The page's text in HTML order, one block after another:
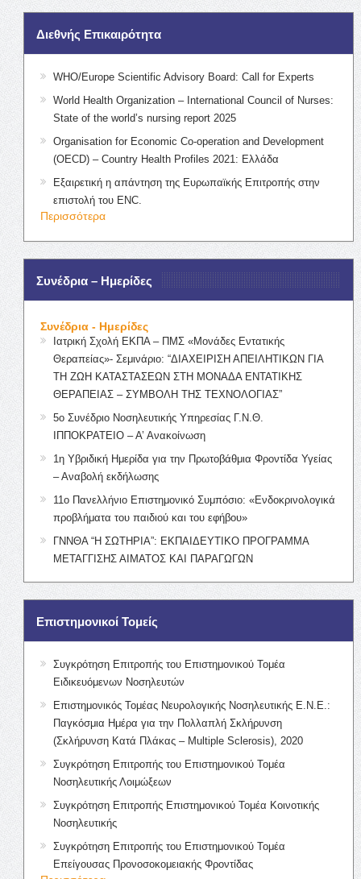
Διεθνής Επικαιρότητα
WHO/Europe Scientific Advisory Board: Call for Experts
World Health Organization – International Council of Nurses:
State of the world’s nursing report 2025
Organisation for Economic Co-operation and Development
(OECD) – Country Health Profiles 2021: Ελλάδα
Εξαιρετική η απάντηση της Ευρωπαϊκής Επιτροπής στην
επιστολή του ENC.
Περισσότερα
Συνέδρια – Ημερίδες
Συνέδρια - Ημερίδες
Ιατρική Σχολή ΕΚΠΑ – ΠΜΣ «Μονάδες Εντατικής
Θεραπείας»- Σεμινάριο: “ΔΙΑΧΕΙΡΙΣΗ ΑΠΕΙΛΗΤΙΚΩΝ ΓΙΑ
ΤΗ ΖΩΗ ΚΑΤΑΣΤΑΣΕΩΝ ΣΤΗ ΜΟΝΑΔΑ ΕΝΤΑΤΙΚΗΣ
ΘΕΡΑΠΕΙΑΣ – ΣΥΜΒΟΛΗ ΤΗΣ ΤΕΧΝΟΛΟΓΙΑΣ”
5ο Συνέδριο Νοσηλευτικής Υπηρεσίας Γ.Ν.Θ.
ΙΠΠΟΚΡΑΤΕΙΟ – Α’ Ανακοίνωση
1η Υβριδική Ημερίδα για την Πρωτοβάθμια Φροντίδα Υγείας
– Αναβολή εκδήλωσης
11ο Πανελλήνιο Επιστημονικό Συμπόσιο: «Ενδοκρινολογικά
προβλήματα του παιδιού και του εφήβου»
ΓΝΝΘΑ “Η ΣΩΤΗΡΙΑ”: ΕΚΠΑΙΔΕΥΤΙΚΟ ΠΡΟΓΡΑΜΜΑ
ΜΕΤΑΓΓΙΣΗΣ ΑΙΜΑΤΟΣ ΚΑΙ ΠΑΡΑΓΩΓΩΝ
Επιστημονικοί Τομείς
Συγκρότηση Επιτροπής του Επιστημονικού Τομέα
Ειδικευόμενων Νοσηλευτών
Επιστημονικός Τομέας Νευρολογικής Νοσηλευτικής Ε.Ν.Ε.:
Παγκόσμια Ημέρα για την Πολλαπλή Σκλήρυνση
(Σκλήρυνση Κατά Πλάκας – Multiple Sclerosis), 2020
Συγκρότηση Επιτροπής του Επιστημονικού Τομέα
Νοσηλευτικής Λοιμώξεων
Συγκρότηση Επιτροπής Επιστημονικού Τομέα Κοινοτικής
Νοσηλευτικής
Συγκρότηση Επιτροπής του Επιστημονικού Τομέα
Επείγουσας Προνοσοκομειακής Φροντίδας